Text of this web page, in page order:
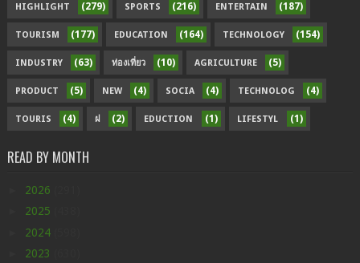
HIGHLIGHT (279) SPORTS (216) ENTERTAIN (187)
TOURISM (177) EDUCATION (164) TECHNOLOGY (154)
INDUSTRY (63) ท่องเที่ยว (10) AGRICULTURE (5)
PRODUCT (5) NEW (4) SOCIA (4) TECHNOLOG (4)
TOURIS (4) ฝ (2) EDUCTION (1) LIFESTYL (1)
READ BY MONTH
2026
2025
2024
2023